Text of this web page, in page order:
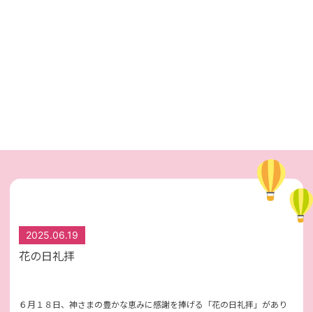
2025.06.19
花の日礼拝
６月１８日、神さまの豊かな恵みに感謝を捧げる「花の日礼拝」があり